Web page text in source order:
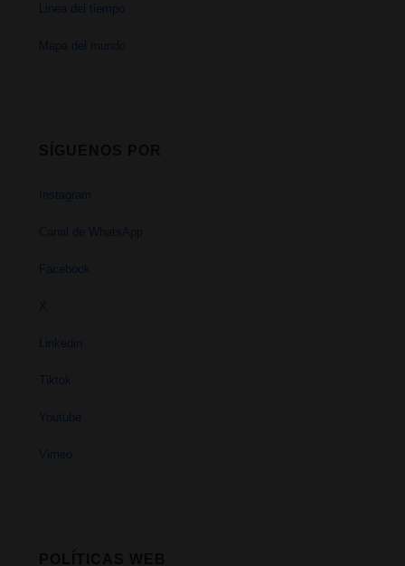
Linea del tiempo
Mapa del mundo
Instagram
Canal de WhatsApp
Facebook
X
Linkedin
Tiktok
Youtube
Vimeo